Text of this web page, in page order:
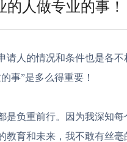
人做专业的事！
请人的情况和条件也是各
事”是多么得重要！
负重前行。因为我深知
教育和未来，我不敢有丝